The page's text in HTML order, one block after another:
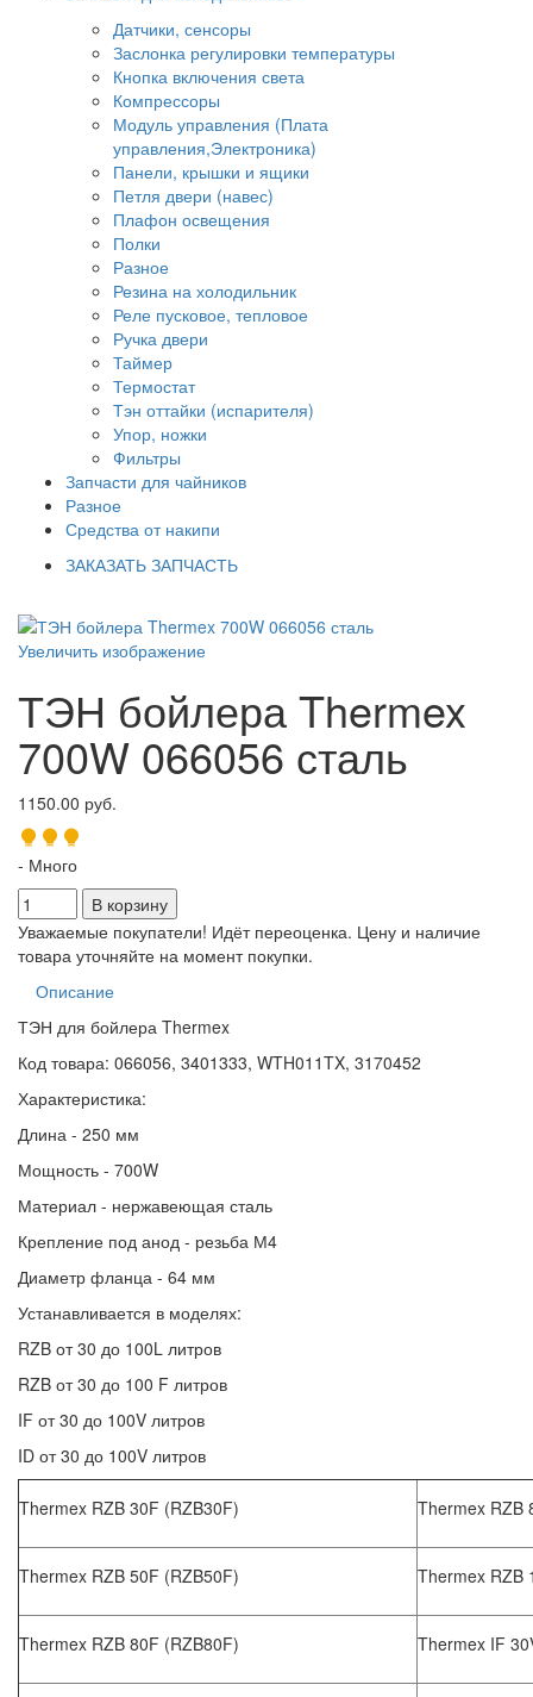
Датчики, сенсоры
Заслонка регулировки температуры
Кнопка включения света
Компрессоры
Модуль управления (Плата
управления,Электроника)
Панели, крышки и ящики
Петля двери (навес)
Плафон освещения
Полки
Разное
Резина на холодильник
Реле пусковое, тепловое
Ручка двери
Таймер
Термостат
Тэн оттайки (испарителя)
Упор, ножки
Фильтры
Запчасти для чайников
Разное
Средства от накипи
ЗАКАЗАТЬ ЗАПЧАСТЬ
Увеличить изображение
ТЭН бойлера Thermex
700W 066056 сталь
1150.00 руб.
- Много
Уважаемые покупатели! Идёт переоценка. Цену и наличие
товара уточняйте на момент покупки.
Описание
ТЭН для бойлера Thermex
Код товара: 066056, 3401333, WTH011TX, 3170452
Характеристика:
Длина - 250 мм
Мощность - 700W
Материал - нержавеющая сталь
Крепление под анод - резьба М4
Диаметр фланца - 64 мм
Устанавливается в моделях:
RZB от 30 до 100L литров
RZB от 30 до 100 F литров
IF от 30 до 100V литров
ID от 30 до 100V литров
Thermex RZB 30F (RZB30F) Thermex RZB
Thermex RZB 50F (RZB50F) Thermex RZB
Thermex RZB 80F (RZB80F) Thermex IF